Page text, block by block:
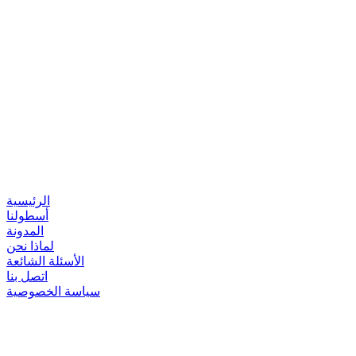
الرئيسية
أسطولنا
المدونة
لماذا نحن
الأسئلة الشائعة
اتصل بنا
سياسة الخصوصية